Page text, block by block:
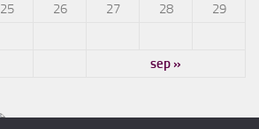
25 26 27 28
29
sep »